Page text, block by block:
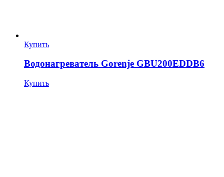
Купить
Водонагреватель Gorenje GBU200EDDB6
Купить